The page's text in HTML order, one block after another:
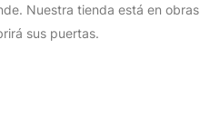
Nuestra tienda está en obras
sus puertas.